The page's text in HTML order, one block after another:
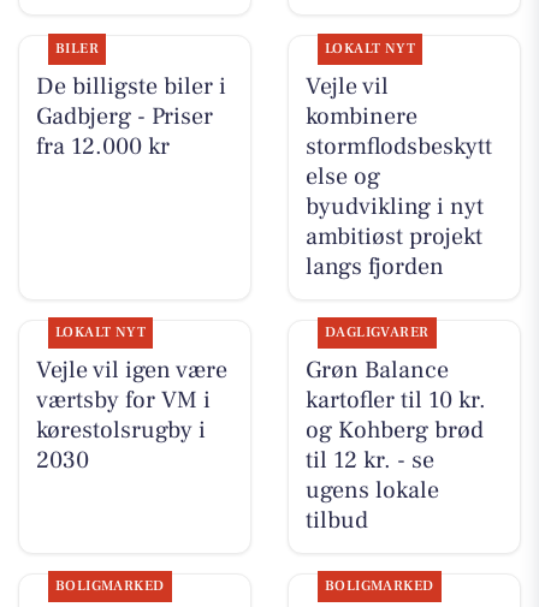
BILER
De billigste biler i
Gadbjerg - Priser
fra 12.000 kr
LOKALT NYT
Vejle vil
kombinere
stormflodsbeskytt
else og
byudvikling i nyt
ambitiøst projekt
langs fjorden
LOKALT NYT
Vejle vil igen være
værtsby for VM i
kørestolsrugby i
2030
DAGLIGVARER
Grøn Balance
kartofler til 10 kr.
og Kohberg brød
til 12 kr. - se
ugens lokale
tilbud
BOLIGMARKED BOLIGMARKED